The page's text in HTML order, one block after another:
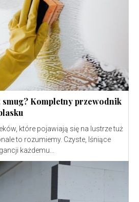
smug? Kompletny przewodnik
które pojawiają się na lustrze tuż
to rozumiemy. Czyste, lśniące
każdemu...